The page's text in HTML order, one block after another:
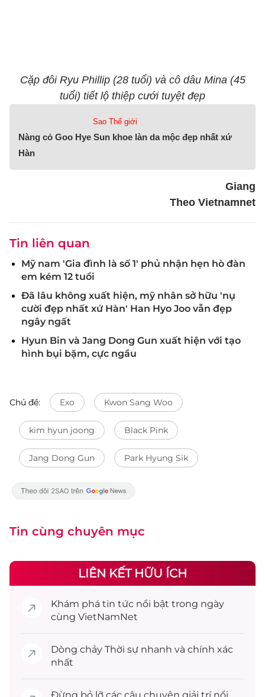
Cặp đôi Ryu Phillip (28 tuổi) và cô dâu Mina (45
tuổi) tiết lộ thiệp cưới tuyệt đẹp
Sao Thế giới
Nàng cỏ Goo Hye Sun khoe làn da mộc đẹp nhất xứ
Hàn
Giang
Theo Vietnamnet
Tin liên quan
Mỹ nam 'Gia đình là số 1' phủ nhận hẹn hò đàn
em kém 12 tuổi
Đã lâu không xuất hiện, mỹ nhân sở hữu 'nụ
cười đẹp nhất xứ Hàn' Han Hyo Joo vẫn đẹp
ngây ngất
Hyun Bin và Jang Dong Gun xuất hiện với tạo
hình bụi bặm, cực ngầu
Chủ đề: Exo Kwon Sang Woo
kim hyun joong Black Pink
Jang Dong Gun Park Hyung Sik
Tin cùng chuyên mục
LIÊN KẾT HỮU ÍCH
Khám phá tin tức nổi bật trong ngày
cùng VietNamNet
Dòng chảy Thời sự nhanh và chính xác
nhất